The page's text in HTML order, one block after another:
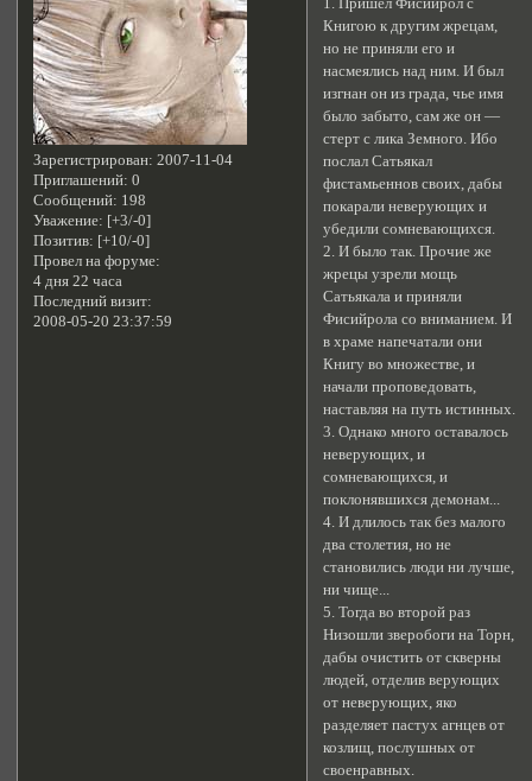
Зарегистрирован: 2007-11-04
Приглашений: 0
Сообщений: 198
Уважение: [+3/-0]
Позитив: [+10/-0]
Провел на форуме:
4 дня 22 часа
Последний визит:
2008-05-20 23:37:59
1. Пришел Фисийрол с
Книгою к другим жрецам,
но не приняли его и
насмеялись над ним. И был
изгнан он из града, чье имя
было забыто, сам же он —
стерт с лика Земного. Ибо
послал Сатьякал
фистамьеннов своих, дабы
покарали неверующих и
убедили сомневающихся.
2. И было так. Прочие же
жрецы узрели мощь
Сатьякала и приняли
Фисийрола со вниманием. И
в храме напечатали они
Книгу во множестве, и
начали проповедовать,
наставляя на путь истинных.
3. Однако много оставалось
неверующих, и
сомневающихся, и
поклонявшихся демонам...
4. И длилось так без малого
два столетия, но не
становились люди ни лучше,
ни чище...
5. Тогда во второй раз
Низошли зверобоги на Торн,
дабы очистить от скверны
людей, отделив верующих
от неверующих, яко
разделяет пастух агнцев от
козлищ, послушных от
своенравных.